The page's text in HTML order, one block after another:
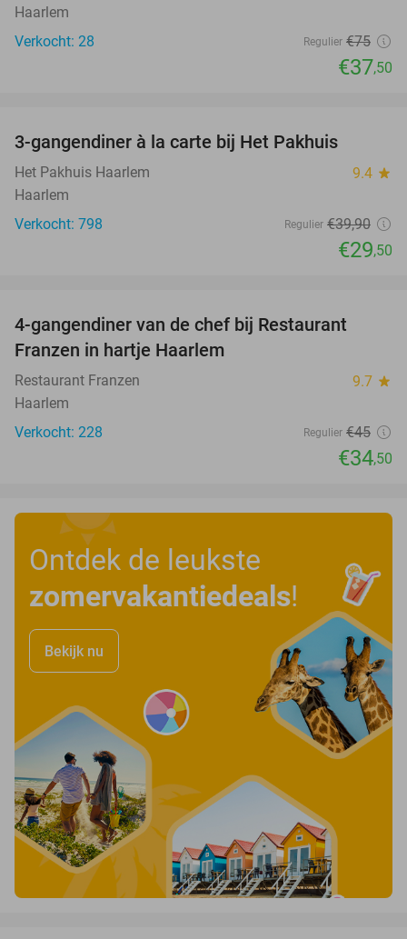
Haarlem
Verkocht: 28
Regulier €75
€37,50
3-gangendiner à la carte bij Het Pakhuis
Het Pakhuis Haarlem 9.4 star
Haarlem
Verkocht: 798
Regulier €39,90
€29,50
4-gangendiner van de chef bij Restaurant
Franzen in hartje Haarlem
Restaurant Franzen 9.7 star
Haarlem
Verkocht: 228
Regulier €45
€34,50
Ontdek de leukste
zomervakantiedeals!
Bekijk nu